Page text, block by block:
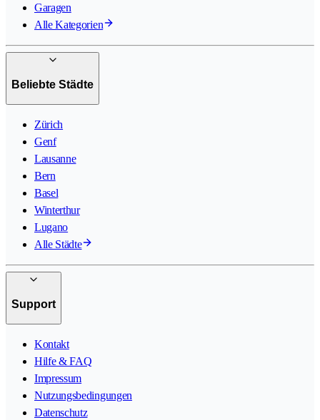
Garagen
Alle Kategorien
Beliebte Städte
Zürich
Genf
Lausanne
Bern
Basel
Winterthur
Lugano
Alle Städte
Support
Kontakt
Hilfe & FAQ
Impressum
Nutzungsbedingungen
Datenschutz